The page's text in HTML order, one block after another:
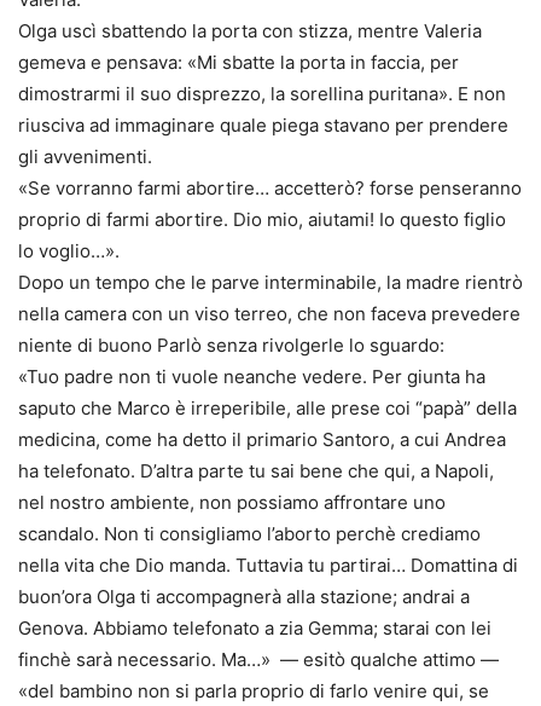
Olga uscì sbattendo la porta con stizza, mentre Valeria
gemeva e pensava: «Mi sbatte la porta in faccia, per
dimostrarmi il suo disprezzo, la sorellina puritana». E non
riusciva ad immaginare quale piega stavano per prendere
gli avvenimenti.
«Se vorranno farmi abortire… accetterò? forse penseranno
proprio di farmi abortire. Dio mio, aiutami! Io questo figlio
lo voglio…».
Dopo un tempo che le parve interminabile, la madre rientrò
nella camera con un viso terreo, che non faceva prevedere
niente di buono Parlò senza rivolgerle lo sguardo:
«Tuo padre non ti vuole neanche vedere. Per giunta ha
saputo che Marco è irreperibile, alle prese coi “papà” della
medicina, come ha detto il primario Santoro, a cui Andrea
ha telefonato. D’altra parte tu sai bene che qui, a Napoli,
nel nostro ambiente, non possiamo affrontare uno
scandalo. Non ti consigliamo l’aborto perchè crediamo
nella vita che Dio manda. Tuttavia tu partirai… Domattina di
buon’ora Olga ti accompagnerà alla stazione; andrai a
Genova. Abbiamo telefonato a zia Gemma; starai con lei
finchè sarà necessario. Ma…» — esitò qualche attimo —
«del bambino non si parla proprio di farlo venire qui, se